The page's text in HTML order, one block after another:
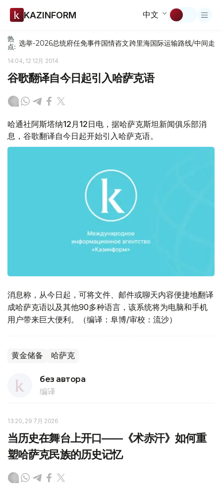
KAZINFORM 中文
热
点: 选举-2026总统府任免事件国情咨文跨里海国际运输路线/中间走廊
14:04, 12 12月 2014
谷歌翻译自今日起引入哈萨克语
哈通社阿斯塔纳12月12日电，据哈萨克斯坦新闻俱乐部消
息，谷歌翻译自今日起开始引入哈萨克语。
消息称，从今日起，可将文件、邮件或聊天内容便捷地翻译
成哈萨克语以及其他90多种语言，该系统将为电脑和手机
用户带来巨大便利。（编译：阜博/审校：流沙）
黄金储备 哈萨克
без автора
编译
13:20, 29 7月 2026
当历史在舞台上开口——《术赤汗》如何重
塑哈萨克民族的历史记忆